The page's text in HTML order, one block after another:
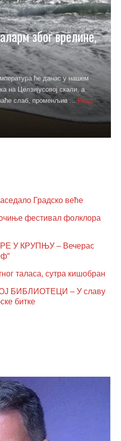
због врелине,
ће данас у нашем
на Целзијусовој скали, а
слаб, променљив ... Реад
Градско веће
фестивал фолклора
У КРУПЊУ – Вечерас
таласа, сутра кишобран
БИБЛИОТЕЦИ – У славу
битке